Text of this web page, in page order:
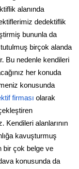
alanında
dedektiflik
bununla da
birçok alanda
Bu nedenle kendileri
her konuda
konusunda
firması olarak
Kendileri alanlarının
kavuşturmuş
bir çok belge ve
konusunda da